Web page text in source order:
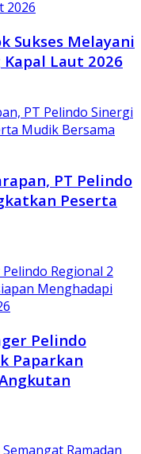
Sukses Melayani
Laut 2026
PT Pelindo
Peserta
Pelindo
Paparkan